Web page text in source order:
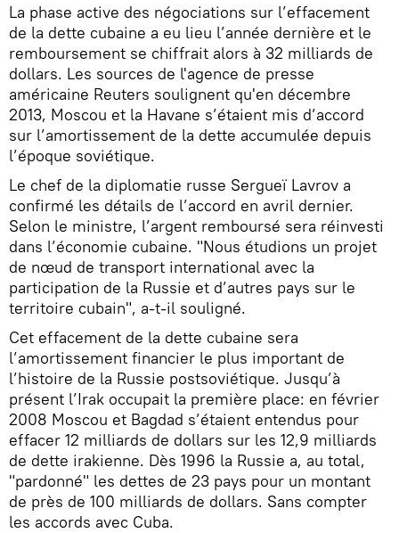
La phase active des négociations sur l’effacement
de la dette cubaine a eu lieu l’année dernière et le
remboursement se chiffrait alors à 32 milliards de
dollars. Les sources de l'agence de presse
américaine Reuters soulignent qu'en décembre
2013, Moscou et la Havane s’étaient mis d’accord
sur l’amortissement de la dette accumulée depuis
l’époque soviétique.
Le chef de la diplomatie russe Sergueï Lavrov a
confirmé les détails de l’accord en avril dernier.
Selon le ministre, l’argent remboursé sera réinvesti
dans l’économie cubaine. "Nous étudions un projet
de nœud de transport international avec la
participation de la Russie et d’autres pays sur le
territoire cubain", a-t-il souligné.
Cet effacement de la dette cubaine sera
l’amortissement financier le plus important de
l’histoire de la Russie postsoviétique. Jusqu’à
présent l’Irak occupait la première place: en février
2008 Moscou et Bagdad s’étaient entendus pour
effacer 12 milliards de dollars sur les 12,9 milliards
de dette irakienne. Dès 1996 la Russie a, au total,
"pardonné" les dettes de 23 pays pour un montant
de près de 100 milliards de dollars. Sans compter
les accords avec Cuba.